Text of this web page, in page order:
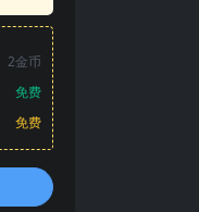
2金币
免费
免费